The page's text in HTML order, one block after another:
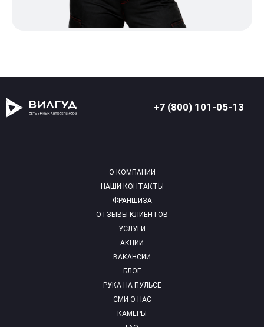
+7 (800) 101-05-13
О КОМПАНИИ
НАШИ КОНТАКТЫ
ФРАНШИЗА
ОТЗЫВЫ КЛИЕНТОВ
УСЛУГИ
АКЦИИ
ВАКАНСИИ
БЛОГ
РУКА НА ПУЛЬСЕ
СМИ О НАС
КАМЕРЫ